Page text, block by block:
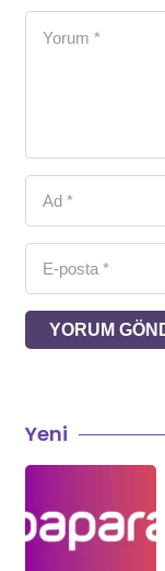
YORUM
Yeni